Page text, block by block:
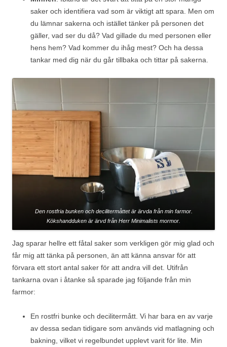
saker och identifiera vad som är viktigt att spara. Men om
du lämnar sakerna och istället tänker på personen det
gäller, vad ser du då? Vad gillade du med personen eller
hens hem? Vad kommer du ihåg mest? Och ha dessa
tankar med dig när du går tillbaka och tittar på sakerna.
Den rostfria bunken och decilitermåttet är ärvda från min farmor.
Kökshandduken är ärvd från Herr Minimalists mormor.
Jag sparar hellre ett fåtal saker som verkligen gör mig glad och
får mig att tänka på personen, än att känna ansvar för att
förvara ett stort antal saker för att andra vill det. Utifrån
tankarna ovan i åtanke så sparade jag följande från min
farmor:
En rostfri bunke och decilitermått. Vi har bara en av varje
av dessa sedan tidigare som används vid matlagning och
bakning, vilket vi regelbundet upplevt varit för lite. Min